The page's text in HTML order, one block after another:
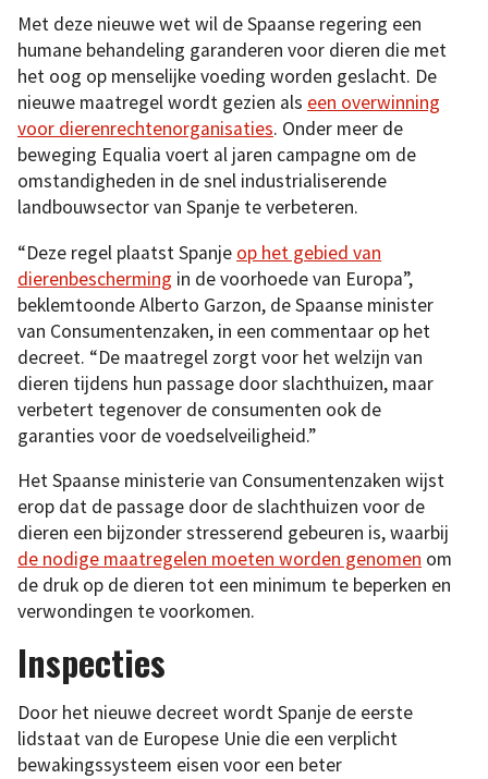
Met deze nieuwe wet wil de Spaanse regering een
humane behandeling garanderen voor dieren die met
het oog op menselijke voeding worden geslacht. De
nieuwe maatregel wordt gezien als een overwinning
voor dierenrechtenorganisaties. Onder meer de
beweging Equalia voert al jaren campagne om de
omstandigheden in de snel industrialiserende
landbouwsector van Spanje te verbeteren.
“Deze regel plaatst Spanje op het gebied van
dierenbescherming in de voorhoede van Europa”,
beklemtoonde Alberto Garzon, de Spaanse minister
van Consumentenzaken, in een commentaar op het
decreet. “De maatregel zorgt voor het welzijn van
dieren tijdens hun passage door slachthuizen, maar
verbetert tegenover de consumenten ook de
garanties voor de voedselveiligheid.”
Het Spaanse ministerie van Consumentenzaken wijst
erop dat de passage door de slachthuizen voor de
dieren een bijzonder stresserend gebeuren is, waarbij
de nodige maatregelen moeten worden genomen om
de druk op de dieren tot een minimum te beperken en
verwondingen te voorkomen.
Inspecties
Door het nieuwe decreet wordt Spanje de eerste
lidstaat van de Europese Unie die een verplicht
bewakingssysteem eisen voor een beter